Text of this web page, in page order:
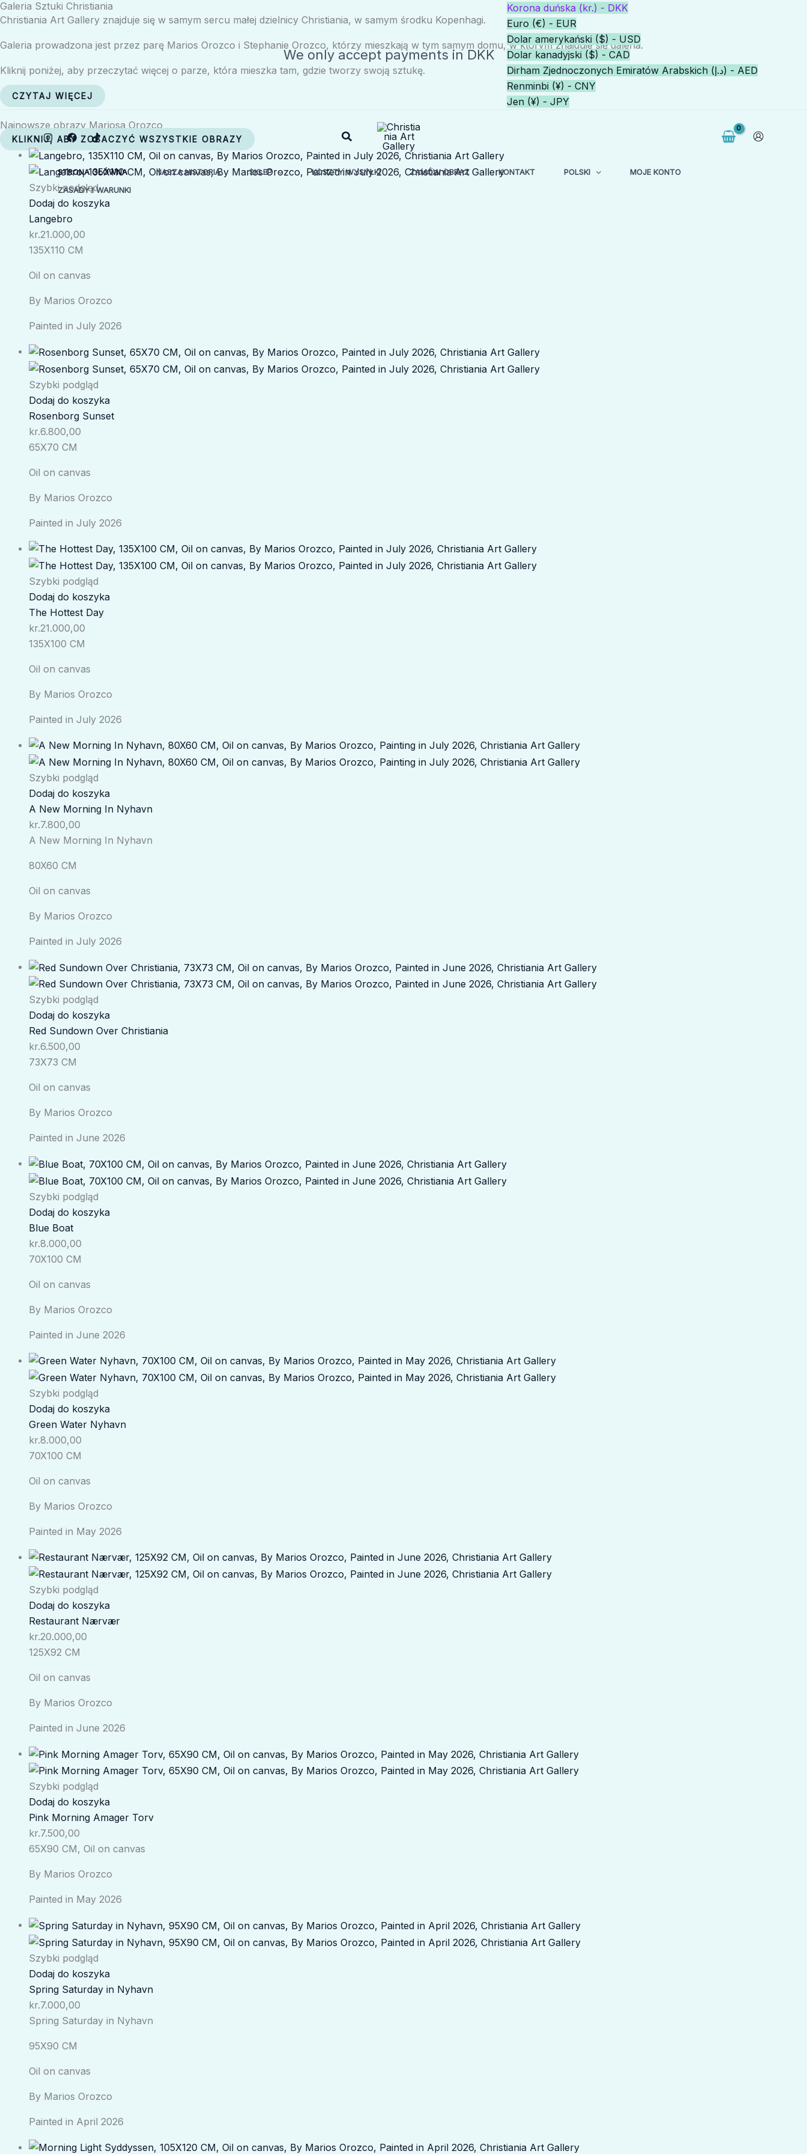
Przejdź
do
treści
We only accept payments in DKK
Korona duńska (kr.) - DKK
Euro (€) - EUR
Dolar amerykański ($) - USD
Dolar kanadyjski ($) - CAD
Dirham Zjednoczonych Emiratów Arabskich (د.إ) - AED
Renminbi (¥) - CNY
Jen (¥) - JPY
Szukaj
STRONA GŁÓWNA NASZA HISTORIA SKLEP KOSZTY WYSYŁKI ZAMÓW OBRAZ KONTAKT POLSKI
MOJE KONTO
ZASADY I WARUNKI
Galeria Sztuki Christiania
Christiania Art Gallery znajduje się w samym sercu małej dzielnicy Christiania, w samym środku Kopenhagi.
Galeria prowadzona jest przez parę Marios Orozco i Stephanie Orozco, którzy mieszkają w tym samym domu, w którym znajduje się galeria.
Kliknij poniżej, aby przeczytać więcej o parze, która mieszka tam, gdzie tworzy swoją sztukę.
CZYTAJ WIĘCEJ
Najnowsze obrazy Mariosa Orozco
KLIKNIJ, ABY ZOBACZYĆ WSZYSTKIE OBRAZY
Szybki podgląd
Dodaj do koszyka
Langebro
kr.21.000,00
135X110 CM
Oil on canvas
By Marios Orozco
Painted in July 2026
Szybki podgląd
Dodaj do koszyka
Rosenborg Sunset
kr.6.800,00
65X70 CM
Oil on canvas
By Marios Orozco
Painted in July 2026
Szybki podgląd
Dodaj do koszyka
The Hottest Day
kr.21.000,00
135X100 CM
Oil on canvas
By Marios Orozco
Painted in July 2026
Szybki podgląd
Dodaj do koszyka
A New Morning In Nyhavn
kr.7.800,00
A New Morning In Nyhavn
80X60 CM
Oil on canvas
By Marios Orozco
Painted in July 2026
Szybki podgląd
Dodaj do koszyka
Red Sundown Over Christiania
kr.6.500,00
73X73 CM
Oil on canvas
By Marios Orozco
Painted in June 2026
Szybki podgląd
Dodaj do koszyka
Blue Boat
kr.8.000,00
70X100 CM
Oil on canvas
By Marios Orozco
Painted in June 2026
Szybki podgląd
Dodaj do koszyka
Green Water Nyhavn
kr.8.000,00
70X100 CM
Oil on canvas
By Marios Orozco
Painted in May 2026
Szybki podgląd
Dodaj do koszyka
Restaurant Nærvær
kr.20.000,00
125X92 CM
Oil on canvas
By Marios Orozco
Painted in June 2026
Szybki podgląd
Dodaj do koszyka
Pink Morning Amager Torv
kr.7.500,00
65X90 CM, Oil on canvas
By Marios Orozco
Painted in May 2026
Szybki podgląd
Dodaj do koszyka
Spring Saturday in Nyhavn
kr.7.000,00
Spring Saturday in Nyhavn
95X90 CM
Oil on canvas
By Marios Orozco
Painted in April 2026